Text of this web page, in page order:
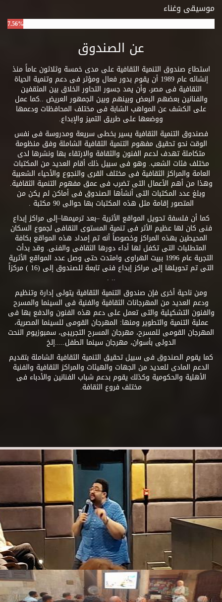
موسيقى وغناء
7.56%
عن الصندوق
استطاع صندوق التنمية الثقافية على مدى خمسة وثلاثون عاماً منذ
إنشائه عام 1989 أن يقوم بدور فعال ومؤثر فى دعم وتنمية الحياة
الثقافية فى مصر، وأن يمد جسور التحاور الخلاق بين المثقفين
والفنانين بعضهم البعض وبينهم وبين الجمهور العريض ..كما عمل
على الكشف عن المواهب الشابة فى مختلف المحافظات ودعمها
ووضعها على طريق التميز والإبداع.
فصندوق التنمية الثقافية يسير بخطى سريعة ومدروسة فى نفس
الوقت نحو تحقيق مفهوم التنمية الثقافية الشاملة وفق منظومة
متكاملة تهدف لدعم الفنون والثقافة والارتقاء بها ونشرها لدى
مختلف فئات الشعب. وهو فى سبيل ذلك أقام العديد من المكتبات
العامة والمراكز الثقافية فى مختلف القرى والنجوع والأحياء الشعبية
وهذا من أهم الأعمال التى تضرب فى عمق مفهوم التنمية الثقافية.
وبلغ عدد المكتبات التى أنشأها الصندوق فى أماكن لم يكن من
المتصور إقامة مثل هذه المكتبات بها حوالى 90 مكتبة .
كما أن فلسفة تحويل المواقع الأثرية –بعد ترميمها–إلى مراكز إبداع
فنى كان لها عظيم الأثر فى تنمية المستوى الثقافى لجموع السكان
المحيطين بهذه المراكز وخصوصاً أنه تم إمداد هذه المواقع بكافة
المتطلبات التى تكفل لها أداء دورها الثقافى والفنى. وقد بدأت
التجربة عام 1996 ببيت الهراوى وامتدت حتى وصل عدد المواقع الأثرية
التى تم تحويلها إلى مراكز إبداع فنى تابعة للصندوق إلى (16 ) مركزاً
.. .
ومن ناحية أخرى فإن صندوق التنمية الثقافية يتولى إدارة وتنظيم
ودعم العديد من المهرجانات الثقافية والفنية فى السينما والمسرح
والفنون التشكيلية والتى تعمل على دعم هذه الفنون والدفع بها فى
عملية التنمية والتطوير ومنها: المهرجان القومى للسينما المصرية،
المهرجان القومى للمسرح، مهرجان المسرح التجريبى، سمبوزيوم النحت
الدولى بأسوان، مهرجان سينما الطفل.....إلخ
كما يقوم الصندوق فى سبيل تحقيق التنمية الثقافية الشاملة بتقديم
الدعم المادى للعديد من الجهات والهيئات والمراكز الثقافية والفنية
الأهلية والحكومية وكذلك يقوم بدعم شباب الفنانين والأدباء فى
مختلف فروع الثقافة.